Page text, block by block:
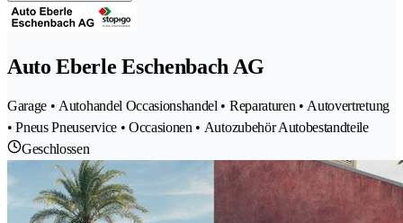
Auto Eberle Eschenbach AG
Garage • Autohandel Occasionshandel • Reparaturen • Autovertretung
• Pneus Pneuservice • Occasionen • Autozubehör Autobestandteile
Geschlossen